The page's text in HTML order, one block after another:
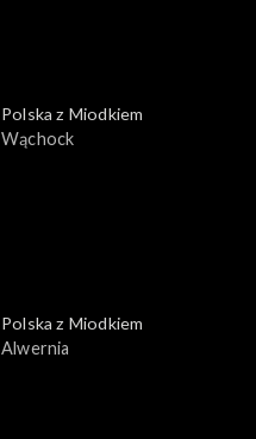
Polska z Miodkiem
Wąchock
Polska z Miodkiem
Alwernia